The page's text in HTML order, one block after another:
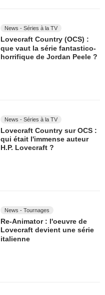
News - Séries à la TV
Lovecraft Country (OCS) :
que vaut la série fantastico-
horrifique de Jordan Peele ?
News - Séries à la TV
Lovecraft Country sur OCS :
qui était l'immense auteur
H.P. Lovecraft ?
News - Tournages
Re-Animator : l'oeuvre de
Lovecraft devient une série
italienne